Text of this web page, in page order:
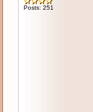
Posts: 251